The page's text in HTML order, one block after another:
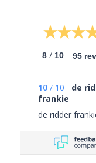
8 / 10 95
10 / 10
de
frankie
de ridder